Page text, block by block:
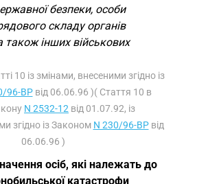
безпеки, особи
складу органів
також інших військових
10 із змінами, внесеними згідно із
96-ВРвід 06.06.96 )( Стаття 10 в
N 2532-12 від 01.07.92, із
згідно із Законом N 230/96-ВРвід
06.06.96 )
осіб, які належать до
катастрофи